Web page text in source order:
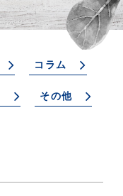
コラム
その他